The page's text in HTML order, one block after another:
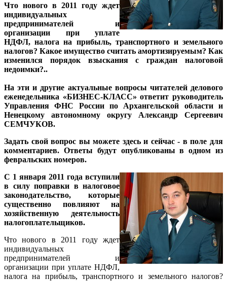
Что нового в 2011 году ждет
индивидуальных
предпринимателей и
организации при уплате
НДФЛ, налога на прибыль, транспортного и земельного
налогов? Какое имущество считать амортизируемым? Как
изменился порядок взыскания с граждан налоговой
недоимки?..
На эти и другие актуальные вопросы читателей делового
еженедельника «БИЗНЕС-КЛАСС» ответит руководитель
Управления ФНС России по Архангельской области и
Ненецкому автономному округу Александр Сергеевич
СЕМЧУКОВ.
Задать свой вопрос вы можете здесь и сейчас - в поле для
комментариев. Ответы будут опубликованы в одном из
февральских номеров.
С 1 января 2011 года вступили
в силу поправки в налоговое
законодательство, которые
существенно повлияют на
хозяйственную деятельность
налогоплательщиков.
Что нового в 2011 году ждет
индивидуальных
предпринимателей и
организации при уплате НДФЛ,
налога на прибыль, транспортного и земельного налогов?